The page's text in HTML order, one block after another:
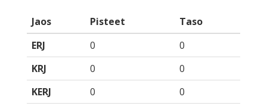
Jaos Pisteet
Taso
ERJ
0
0
KRJ
0
0
KERJ
0
0